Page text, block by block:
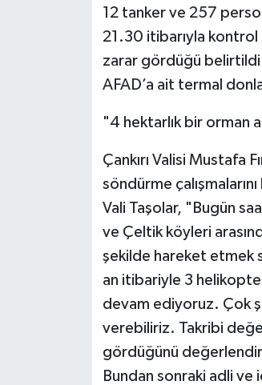
12 tanker ve 257
21.30 itibarıyla kontrol
zarar gördüğü
AFAD’a ait termal
"4 hektarlık bir orman
Çankırı Valisi Mustafa
söndürme
Vali Taşolar, "Bugün
ve Çeltik köyleri
şekilde hareket etmek
an itibariyle 3
devam ediyoruz. Çok
verebiliriz. Takribi
gördüğünü
Bundan sonraki adli